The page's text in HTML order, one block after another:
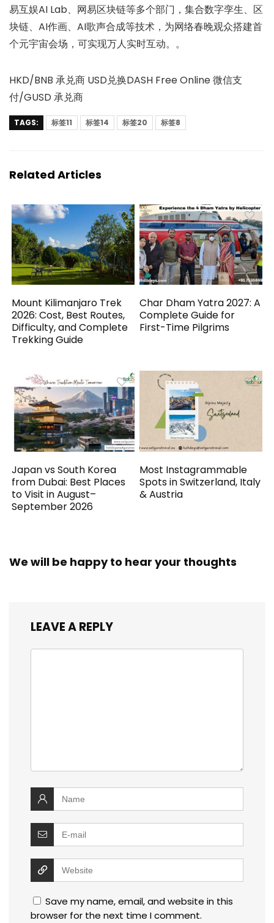
易互娱AI Lab、网易区块链等多个部门，集合数字孪生、区
块链、AI作画、AI歌声合成等技术，为网络春晚观众搭建首
个元宇宙会场，可实现万人实时互动。。
HKD/BNB 承兑商 USD兑换DASH Free Online 微信支
付/GUSD 承兑商
TAGS: 标签11 标签14 标签20 标签8
Related Articles
Mount Kilimanjaro Trek
2026: Cost, Best Routes,
Difficulty, and Complete
Trekking Guide
Char Dham Yatra 2027: A
Complete Guide for
First-Time Pilgrims
Japan vs South Korea
from Dubai: Best Places
to Visit in August–
September 2026
Most Instagrammable
Spots in Switzerland, Italy
& Austria
We will be happy to hear your thoughts
LEAVE A REPLY
Save my name, email, and website in this
browser for the next time I comment.